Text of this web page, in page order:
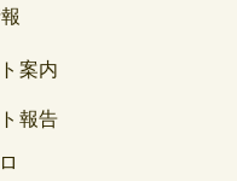
案内
報告